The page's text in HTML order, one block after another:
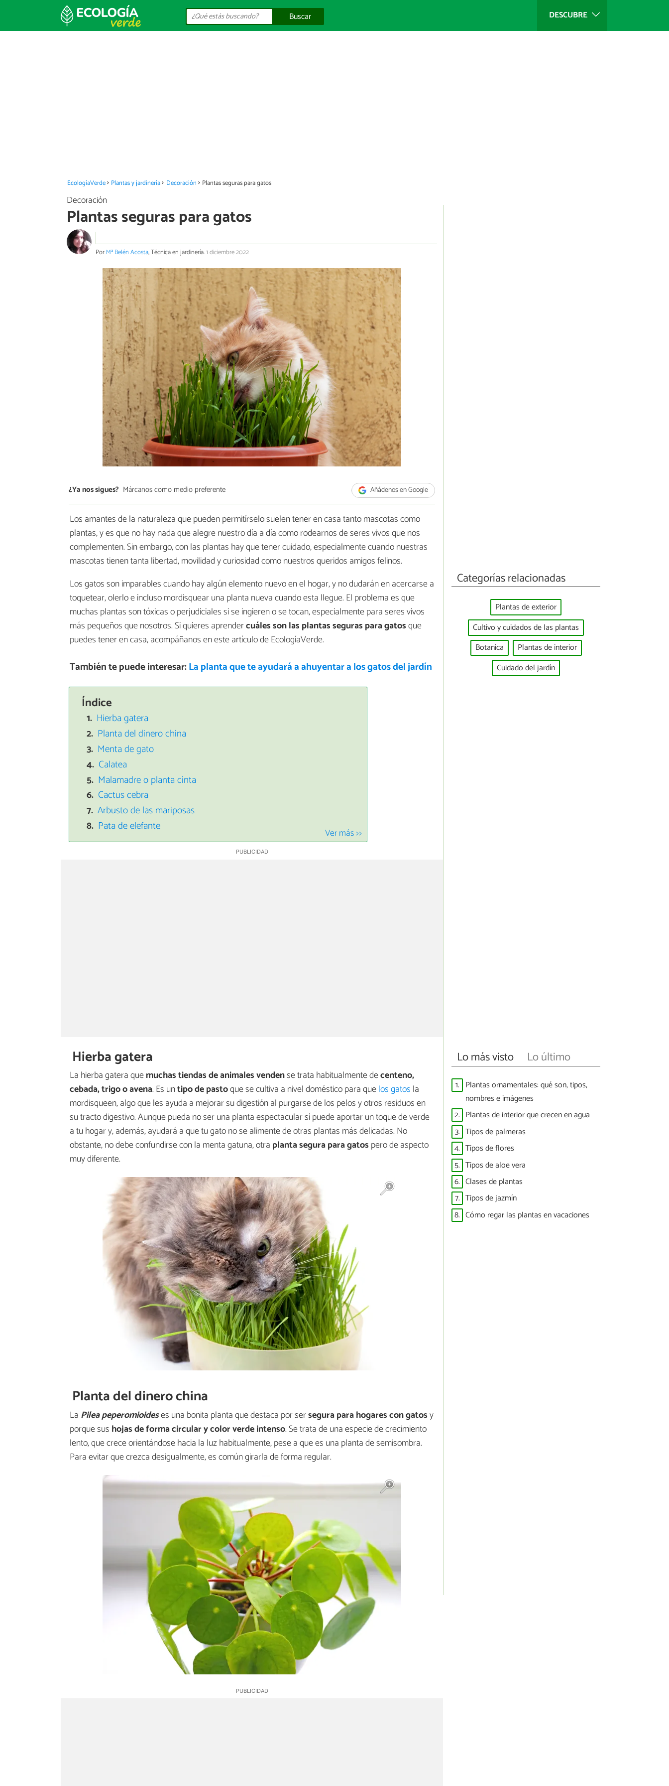
DESCUBRE
Buscar
EcologíaVerde Plantas y jardinería Decoración Plantas seguras para gatos
Decoración
Plantas seguras para gatos
PorMª Belén Acosta, Técnica en jardinería.1 diciembre 2022
¿Ya nos sigues? Márcanos como medio preferente Añádenos en Google
Los amantes de la naturaleza que pueden permitírselo suelen tener en casa tanto mascotas como
plantas, y es que no hay nada que alegre nuestro día a día como rodearnos de seres vivos que nos
complementen. Sin embargo, con las plantas hay que tener cuidado, especialmente cuando nuestras
mascotas tienen tanta libertad, movilidad y curiosidad como nuestros queridos amigos felinos.
Los gatos son imparables cuando hay algún elemento nuevo en el hogar, y no dudarán en acercarse a
toquetear, olerlo e incluso mordisquear una planta nueva cuando esta llegue. El problema es que
muchas plantas son tóxicas o perjudiciales si se ingieren o se tocan, especialmente para seres vivos
más pequeños que nosotros. Si quieres aprendercuáles son las plantas seguras para gatosque
puedes tener en casa, acompáñanos en este artículo de EcologíaVerde.
También te puede interesar:La planta que te ayudará a ahuyentar a los gatos del jardín
Índice
Hierba gatera
Planta del dinero china
Menta de gato
Calatea
Malamadre o planta cinta
Cactus cebra
Arbusto de las mariposas
Pata de elefante
Ver más >>
Hierba gatera
La hierba gatera quemuchas tiendas de animales vendense trata habitualmente decenteno,
cebada, trigo o avena. Es untipo de pastoque se cultiva a nivel doméstico para quelos gatos la
mordisqueen, algo que les ayuda a mejorar su digestión al purgarse de los pelos y otros residuos en
su tracto digestivo. Aunque pueda no ser una planta espectacular sí puede aportar un toque de verde
a tu hogar y, además, ayudará a que tu gato no se alimente de otras plantas más delicadas. No
obstante, no debe confundirse con la menta gatuna, otra planta segura para gatos pero de aspecto
muy diferente.
Planta del dinero china
La Pilea peperomioideses una bonita planta que destaca por sersegura para hogares con gatosy
porque sus hojas de forma circular y color verde intenso. Se trata de una especie de crecimiento
lento, que crece orientándose hacia la luz habitualmente, pese a que es una planta de semisombra.
Para evitar que crezca desigualmente, es común girarla de forma regular.
Categorías relacionadas
Plantas de exterior
Cultivo y cuidados de las plantas
Botanica
Plantas de interior
Cuidado del jardín
Lo más visto Lo último
1. Plantas ornamentales: qué son, tipos,
nombres e imágenes
2. Plantas de interior que crecen en agua
3. Tipos de palmeras
4. Tipos de flores
5. Tipos de aloe vera
6. Clases de plantas
7. Tipos de jazmín
8. Cómo regar las plantas en vacaciones